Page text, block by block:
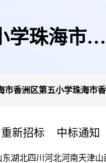
学珠海市香
市香洲区第五小学珠海市
重新招标 中标通知
东湖北四川 河北河南天津山